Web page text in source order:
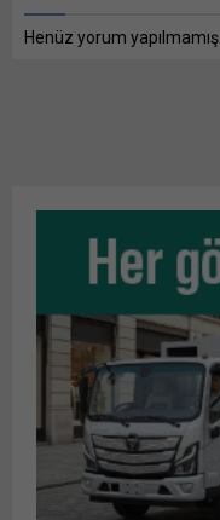
Henüz yorum yapılmamış.